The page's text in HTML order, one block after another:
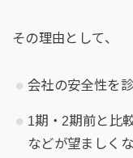
その理由として、
会社の安全性を
1期・2期前と比
などが望ましく